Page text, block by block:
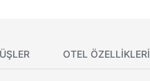
OTEL ÖZELLIKLERI